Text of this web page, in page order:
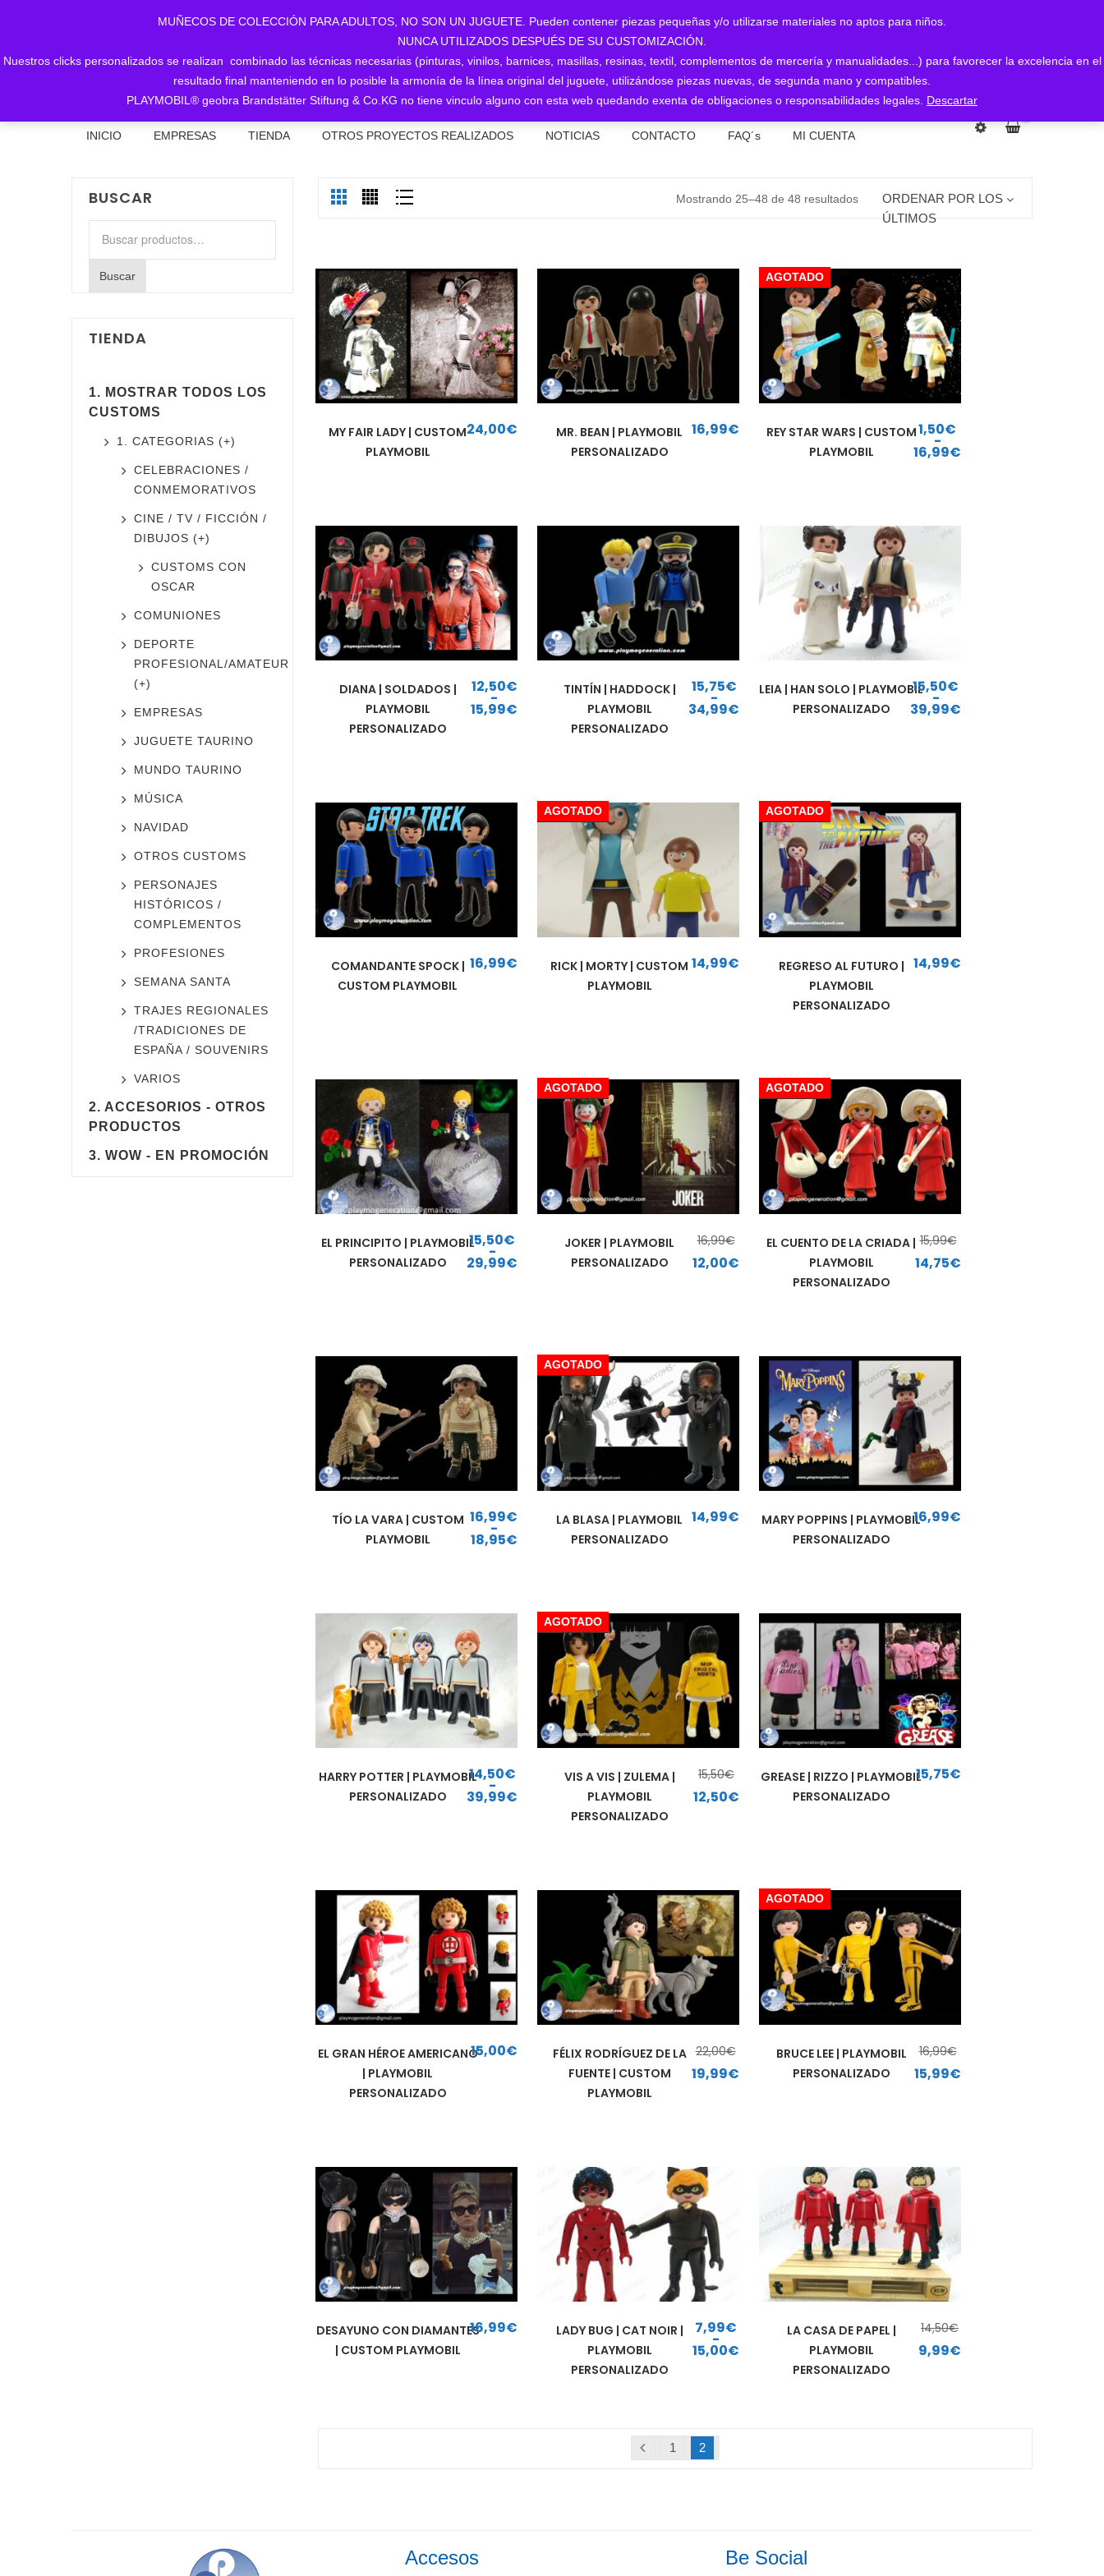
MUÑECOS DE COLECCIÓN PARA ADULTOS, NO SON UN JUGUETE. Pueden contener piezas pequeñas y/o utilizarse materiales no aptos para niños.
NUNCA UTILIZADOS DESPUÉS DE SU CUSTOMIZACIÓN.
Nuestros clicks personalizados se realizan combinado las técnicas necesarias (pinturas, vinilos, barnices, masillas, resinas, textil, complementos de mercería y manualidades...) para favorecer la excelencia en el
resultado final manteniendo en lo posible la armonía de la línea original del juguete, utilizándose piezas nuevas, de segunda mano y compatibles.
PLAYMOBIL® geobra Brandstätter Stiftung & Co.KG no tiene vinculo alguno con esta web quedando exenta de obligaciones o responsabilidades legales. Descartar
INICIO EMPRESAS TIENDA OTROS PROYECTOS REALIZADOS NOTICIAS CONTACTO FAQ´s MI CUENTA
BUSCAR
Buscar
TIENDA
1. MOSTRAR TODOS LOS
CUSTOMS
1. CATEGORIAS (+)
CELEBRACIONES /
CONMEMORATIVOS
CINE / TV / FICCIÓN /
DIBUJOS (+)
CUSTOMS CON
OSCAR
COMUNIONES
DEPORTE
PROFESIONAL/AMATEUR
(+)
EMPRESAS
JUGUETE TAURINO
MUNDO TAURINO
MÚSICA
NAVIDAD
OTROS CUSTOMS
PERSONAJES
HISTÓRICOS /
COMPLEMENTOS
PROFESIONES
SEMANA SANTA
TRAJES REGIONALES
/TRADICIONES DE
ESPAÑA / SOUVENIRS
VARIOS
2. ACCESORIOS - OTROS
PRODUCTOS
3. WOW - EN PROMOCIÓN
Mostrando 25–48 de 48 resultadosOrdenado
los
últimos
ORDENAR POR LOS
ÚLTIMOS
MY FAIR LADY | CUSTOM
PLAYMOBIL
24,00€
MR. BEAN | PLAYMOBIL
PERSONALIZADO
16,99€
AGOTADO
REY STAR WARS | CUSTOM
PLAYMOBIL
1,50€
-
16,99€
Rango de precios: desde 1,50€ hasta 16,99€
DIANA | SOLDADOS |
PLAYMOBIL
PERSONALIZADO
12,50€
-
15,99€
Rango de precios: desde 12,50€ hasta 15,99€
TINTÍN | HADDOCK |
PLAYMOBIL
PERSONALIZADO
15,75€
-
34,99€
Rango de precios: desde 15,75€ hasta 34,99€
LEIA | HAN SOLO | PLAYMOBIL
PERSONALIZADO
15,50€
-
39,99€
Rango de precios: desde 15,50€ hasta 39,99€
COMANDANTE SPOCK |
CUSTOM PLAYMOBIL
16,99€
AGOTADO
RICK | MORTY | CUSTOM
PLAYMOBIL
14,99€
AGOTADO
REGRESO AL FUTURO |
PLAYMOBIL
PERSONALIZADO
14,99€
EL PRINCIPITO | PLAYMOBIL
PERSONALIZADO
15,50€
-
29,99€
Rango de precios: desde 15,50€ hasta 29,99€
AGOTADO
JOKER | PLAYMOBIL
PERSONALIZADO
16,99€
El precio original era: 16,99€.
12,00€
El precio actual es: 12,00€.
AGOTADO
EL CUENTO DE LA CRIADA |
PLAYMOBIL
PERSONALIZADO
15,99€
El precio original era: 15,99€.
14,75€
TÍO LA VARA | CUSTOM
PLAYMOBIL
16,99€
-
18,95€
Rango de precios: desde 16,99€ hasta 18,95€
AGOTADO
LA BLASA | PLAYMOBIL
PERSONALIZADO
14,99€
MARY POPPINS | PLAYMOBIL
PERSONALIZADO
16,99€
HARRY POTTER | PLAYMOBIL
PERSONALIZADO
14,50€
-
39,99€
Rango de precios: desde 14,50€ hasta 39,99€
AGOTADO
VIS A VIS | ZULEMA |
PLAYMOBIL
PERSONALIZADO
15,50€
El precio original era: 15,50€.
12,50€
El precio actual es: 12,50€.
GREASE | RIZZO | PLAYMOBIL
PERSONALIZADO
15,75€
EL GRAN HÉROE AMERICANO
| PLAYMOBIL
PERSONALIZADO
15,00€
FÉLIX RODRÍGUEZ DE LA
FUENTE | CUSTOM
PLAYMOBIL
22,00€
El precio original era: 22,00€.
19,99€
El precio actual es: 19,99€.
AGOTADO
BRUCE LEE | PLAYMOBIL
PERSONALIZADO
16,99€
El precio original era: 16,99€.
15,99€
DESAYUNO CON DIAMANTES
| CUSTOM PLAYMOBIL
16,99€
LADY BUG | CAT NOIR |
PLAYMOBIL
PERSONALIZADO
7,99€
-
15,00€
Rango de precios: desde 7,99€ hasta 15,00€
LA CASA DE PAPEL |
PLAYMOBIL
PERSONALIZADO
14,50€
El precio original era: 14,50€.
9,99€
1 2
Accesos Be Social